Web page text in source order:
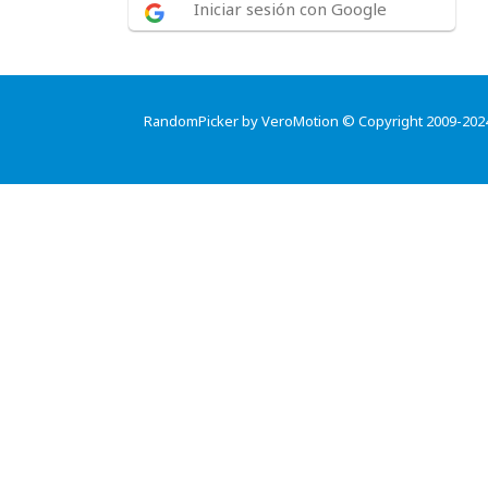
Iniciar sesión con Google
RandomPicker by VeroMotion © Copyright 2009-